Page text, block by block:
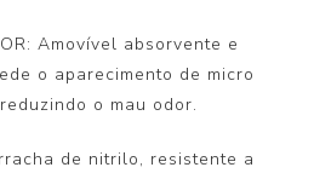
Amovível absorvente e
o aparecimento de micro
o mau odor.
de nitrilo, resistente a